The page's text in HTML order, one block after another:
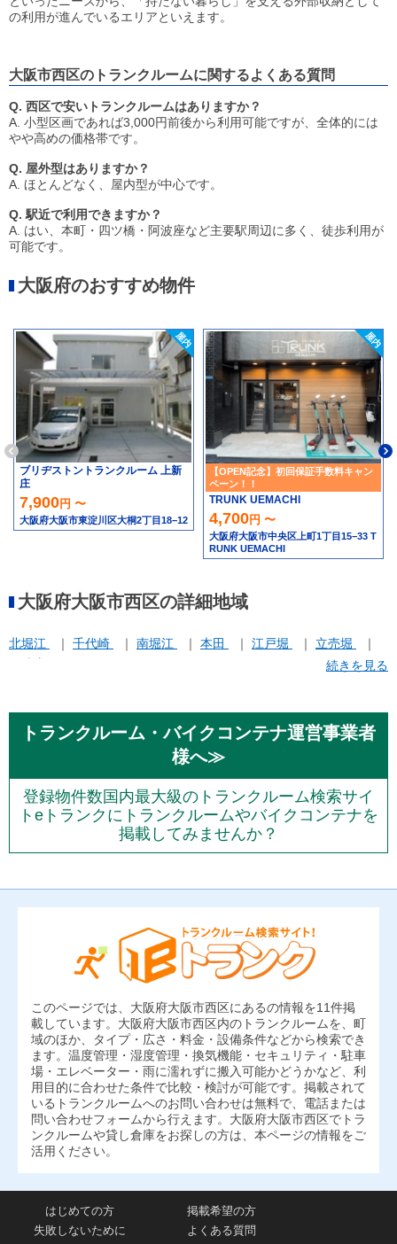
の利用が進んでいるエリアといえます。
大阪市西区のトランクルームに関するよくある質問
Q. 西区で安いトランクルームはありますか？
A. 小型区画であれば3,000円前後から利用可能ですが、全体的には
やや高めの価格帯です。
Q. 屋外型はありますか？
A. ほとんどなく、屋内型が中心です。
Q. 駅近で利用できますか？
A. はい、本町・四ツ橋・阿波座など主要駅周辺に多く、徒歩利用が
可能です。
大阪府のおすすめ物件
ブリヂストントランクルーム 上新
庄
7,900円 〜
大阪府大阪市東淀川区大桐2丁目18−12
【OPEN記念】初回保証手数料キャン
ペーン！！
TRUNK UEMACHI
4,700円 〜
大阪府大阪市中央区上町1丁目15−33 T
RUNK UEMACHI
大阪府大阪市西区の詳細地域
北堀江 千代崎 南堀江 本田 江戸堀
立売堀
続きを見る
トランクルーム・バイクコンテナ運営事業者
様へ≫
登録物件数国内最大級のトランクルーム検索サイ
トeトランクにトランクルームやバイクコンテナを
掲載してみませんか？
このページでは、大阪府大阪市西区にあるの情報を11件掲
載しています。大阪府大阪市西区内のトランクルームを、町
域のほか、タイプ・広さ・料金・設備条件などから検索でき
ます。温度管理・湿度管理・換気機能・セキュリティ・駐車
場・エレベーター・雨に濡れずに搬入可能かどうかなど、利
用目的に合わせた条件で比較・検討が可能です。掲載されて
いるトランクルームへのお問い合わせは無料で、電話または
問い合わせフォームから行えます。大阪府大阪市西区でトラ
ンクルームや貸し倉庫をお探しの方は、本ページの情報をご
活用ください。
はじめての方
掲載希望の方
失敗しないために
よくある質問